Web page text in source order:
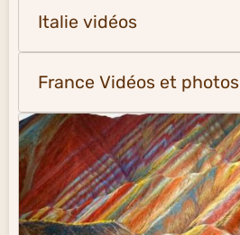
Italie vidéos
France Vidéos et photos